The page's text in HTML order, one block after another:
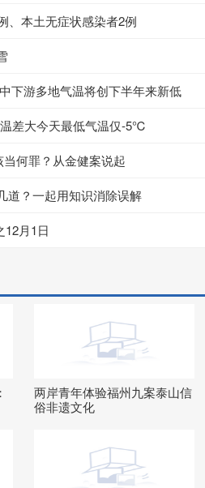
、本土无症状感染者2例
下游多地气温将创下半年来新低
差大今天最低气温仅-5℃
当何罪？从金健案说起
道？一起用知识消除误解
12月1日
两岸青年体验福州九案泰山信
俗非遗文化